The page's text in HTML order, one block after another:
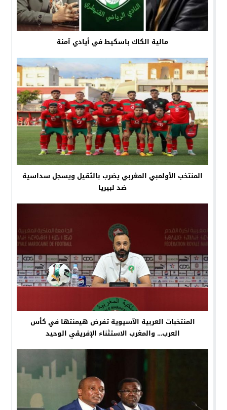
مالية الكاك باسكيط في أيادي آمنة
المنتخب الأولمبي المغربي يضرب بالثقيل ويسجل سداسية
ضد لبيريا
المنتخبات العربية الآسيوية تفرض هيمنتها في كأس
العرب… والمغرب الاستثناء الإفريقي الوحيد